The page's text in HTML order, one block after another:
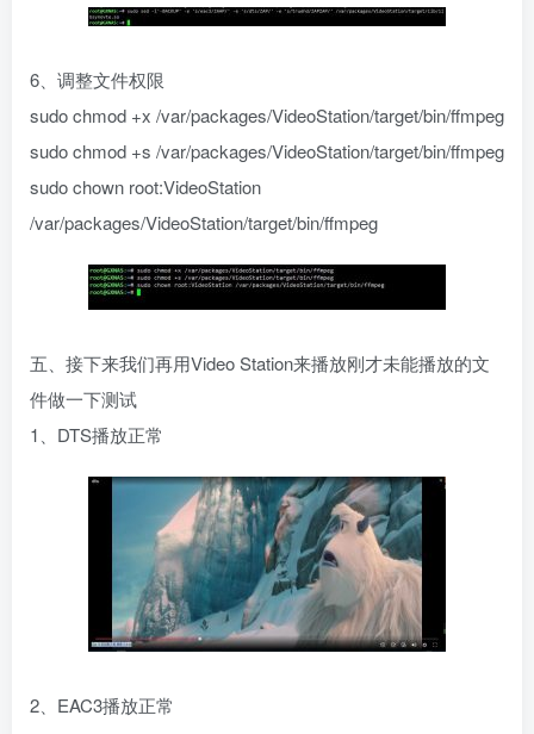
6、调整文件权限
sudo chmod +x /var/packages/VideoStation/target/bin/ffmpeg
sudo chmod +s /var/packages/VideoStation/target/bin/ffmpeg
sudo chown root:VideoStation
/var/packages/VideoStation/target/bin/ffmpeg
五、接下来我们再用Video Station来播放刚才未能播放的文
件做一下测试
1、DTS播放正常
2、EAC3播放正常